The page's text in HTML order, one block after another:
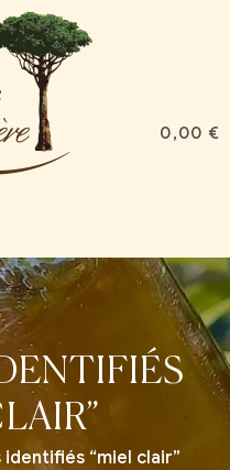
0,00 €
identifiés “miel clair”